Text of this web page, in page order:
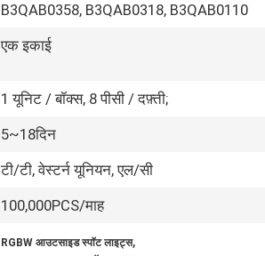
B3QAB0358, B3QAB0318, B3QAB0110
एक इकाई
1 यूनिट / बॉक्स, 8 पीसी / दफ़्ती;
5~18दिन
टी/टी, वेस्टर्न यूनियन, एल/सी
100,000PCS/माह
RGBW आउटसाइड स्पॉट लाइट्स,